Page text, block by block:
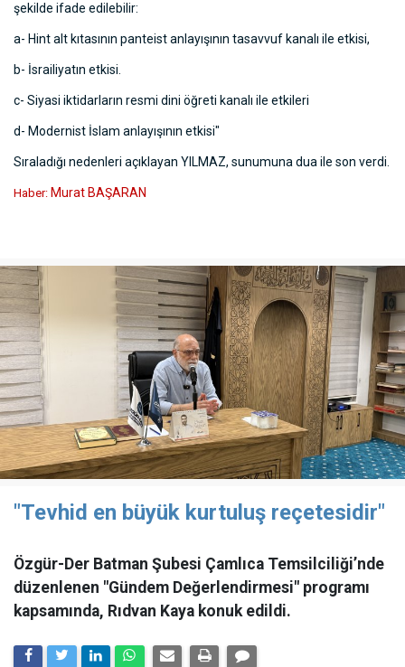
şekilde ifade edilebilir:
a- Hint alt kıtasının panteist anlayışının tasavvuf kanalı ile etkisi,
b- İsrailiyatın etkisi.
c- Siyasi iktidarların resmi dini öğreti kanalı ile etkileri
d- Modernist İslam anlayışının etkisi"
Sıraladığı nedenleri açıklayan YILMAZ, sunumuna dua ile son verdi.
Haber: Murat BAŞARAN
"Tevhid en büyük kurtuluş reçetesidir"
Özgür-Der Batman Şubesi Çamlıca Temsilciliği’nde
düzenlenen "Gündem Değerlendirmesi" programı
kapsamında, Rıdvan Kaya konuk edildi.